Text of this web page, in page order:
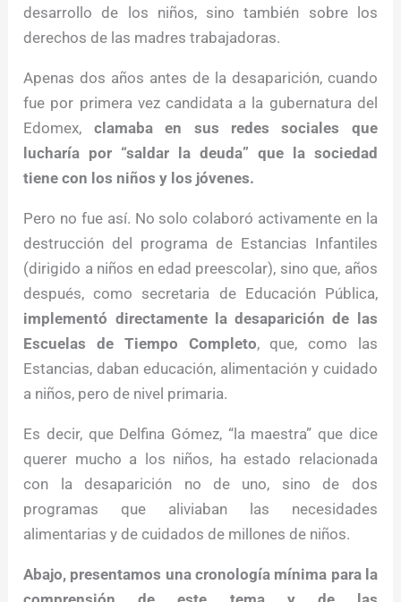
desarrollo de los niños, sino también sobre los
derechos de las madres trabajadoras.
Apenas dos años antes de la desaparición, cuando
fue por primera vez candidata a la gubernatura del
Edomex, clamaba en sus redes sociales que
lucharía por “saldar la deuda” que la sociedad
tiene con los niños y los jóvenes.
Pero no fue así. No solo colaboró activamente en la
destrucción del programa de Estancias Infantiles
(dirigido a niños en edad preescolar), sino que, años
después, como secretaria de Educación Pública,
implementó directamente la desaparición de las
Escuelas de Tiempo Completo, que, como las
Estancias, daban educación, alimentación y cuidado
a niños, pero de nivel primaria.
Es decir, que Delfina Gómez, “la maestra” que dice
querer mucho a los niños, ha estado relacionada
con la desaparición no de uno, sino de dos
programas que aliviaban las necesidades
alimentarias y de cuidados de millones de niños.
Abajo, presentamos una cronología mínima para la